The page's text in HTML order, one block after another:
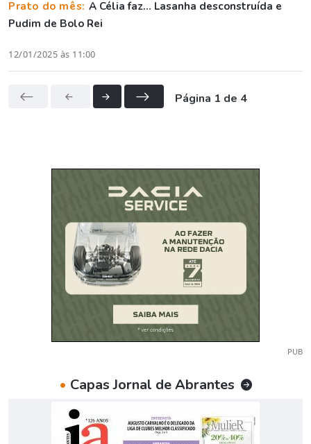
Prato do mês: A Célia faz... Lasanha desconstruída e
Pudim de Bolo Rei
12/01/2025 às 11:00
Página 1 de 4
PUB
• Capas Jornal de Abrantes